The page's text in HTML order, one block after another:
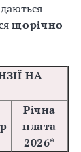
щорічно
НА
Річна
плата
2026*